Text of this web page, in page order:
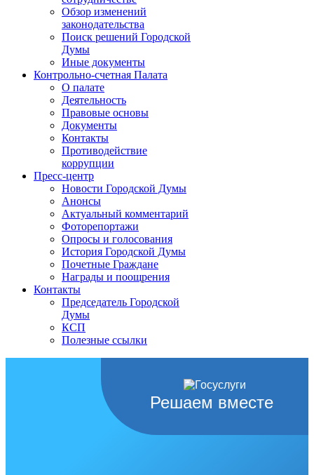
Обзор изменений
законодательства
Поиск решений Городской
Думы
Иные документы
Контрольно-счетная Палата
О палате
Деятельность
Правовые основы
Документы
Контакты
Противодействие
коррупции
Пресс-центр
Новости Городской Думы
Анонсы
Актуальный комментарий
Фоторепортажи
Опросы и голосования
История Городской Думы
Почетные Граждане
Награды и поощрения
Контакты
Председатель Городской
Думы
КСП
Полезные ссылки
Решаем вместе